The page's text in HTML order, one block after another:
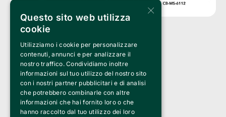
Clappit is a trademark of:
Bemils Srl
a Socio Unico
Via Fosse Ardeatine, 4 -20092 Cinisello Balsamo (MI)
PI 05589050961
Iscr. C.C.I.A.A. Milano R.E.A. 1833471
© 2010-2025 Bemils Srl - All rights reserved
Credits:
×
Questo sito web utilizza
cookie
Utilizziamo i cookie per personalizzare
contenuti, annunci e per analizzare il
nostro traffico. Condividiamo inoltre
informazioni sul tuo utilizzo del nostro sito
con i nostri partner pubblicitari e di analisi
che potrebbero combinarle con altre
informazioni che hai fornito loro o che
hanno raccolto dal tuo utilizzo dei loro